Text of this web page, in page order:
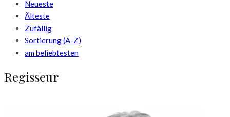
Neueste
Älteste
Zufällig
Sortierung (A-Z)
am beliebtesten
Regisseur